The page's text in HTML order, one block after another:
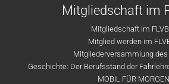
Mitgliedschaft im
Mitgliedschaft im
Mitglied werden im
Mitgliederversammlung des
Geschichte: Der Berufsstand der
MOBIL FÜR MORGEN